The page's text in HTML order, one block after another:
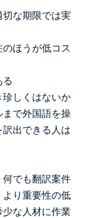
な期限では実
ほうが低コス
る
しくはないか
まで外国語を操
訳出できる人は
何でも翻訳案件
より重要性の低
な人材に作業